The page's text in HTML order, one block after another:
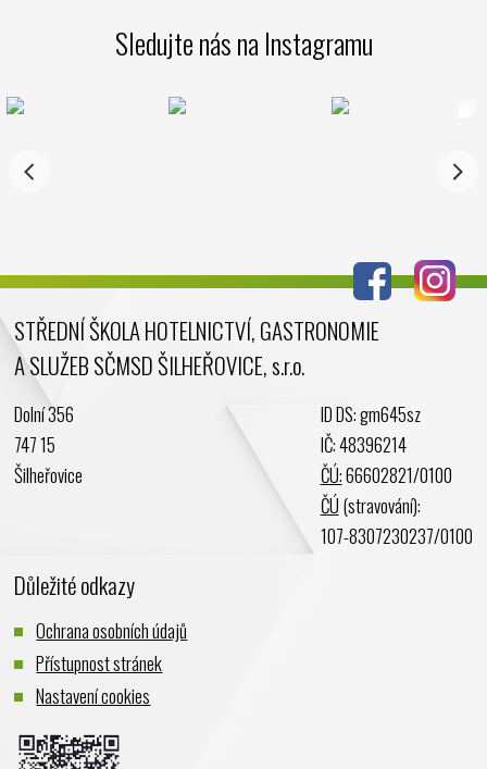
Leden 2025
Listopad 2024
Duben 2024
Březen 2024
Leden 2024
Listopad 2023
Srpen 2023
Červen 2023
Květen 2023
Duben 2023
Březen 2023
Sledujte nás na Instagramu
STŘEDNÍ ŠKOLA HOTELNICTVÍ, GASTRONOMIE
A SLUŽEB SČMSD ŠILHEŘOVICE, s.r.o.
Dolní 356
747 15
Šilheřovice
ID DS: gm645sz
IČ: 48396214
ČÚ:66602821/0100
ČÚ (stravování):
107-8307230237/0100
Důležité odkazy
Ochrana osobních údajů
Přístupnost stránek
Nastavení cookies